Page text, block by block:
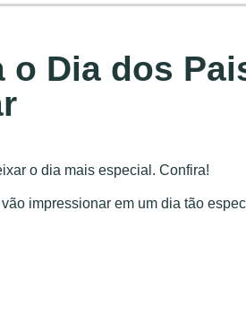
o Dia dos
o dia mais especial. Confira!
impressionar em um dia tão